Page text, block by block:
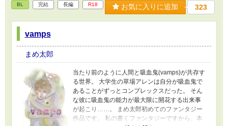
BL 完結 長編 R18 お気に入りに追加 323
vamps
まめ太郎
当たり前のように人間と吸血鬼(vamps)が共存す
る世界。 大学生の草場アレンは自分が吸血鬼で
あることがずっとコンプレックスだった。 そん
な彼に吸血鬼の能力が最大限に開花する出来事
が起こり……。 まめ太郎初めてのファンタジー
作品です。 私の書くファンタジーですから、本